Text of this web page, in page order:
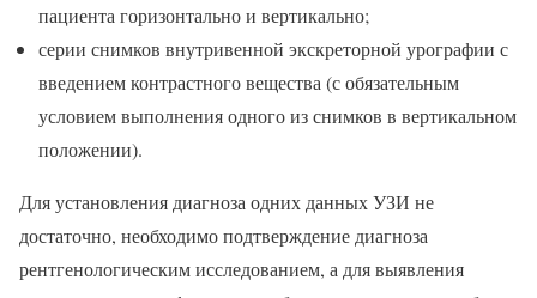
пациента горизонтально и вертикально;
серии снимков внутривенной экскреторной урографии с
введением контрастного вещества (с обязательным
условием выполнения одного из снимков в вертикальном
положении).
Для установления диагноза одних данных УЗИ не
достаточно, необходимо подтверждение диагноза
рентгенологическим исследованием, а для выявления